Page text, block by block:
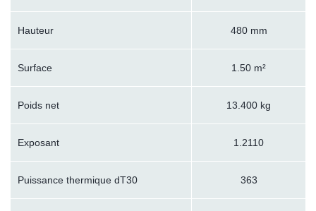
Hauteur 480 mm
Surface 1.50 m²
Poids net 13.400 kg
Exposant 1.2110
Puissance thermique dT30 363